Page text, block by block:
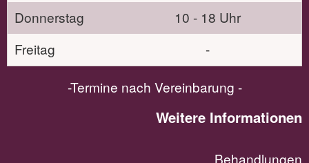
Donnerstag
10 - 18 Uhr
Freitag
-
-Termine nach Vereinbarung -
Weitere Informationen
Behandlungen